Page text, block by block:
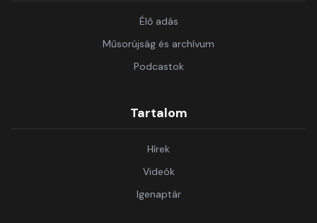
Élő adás
Műsorújság és archívum
Podcastok
Tartalom
Hírek
Videók
Igenaptár